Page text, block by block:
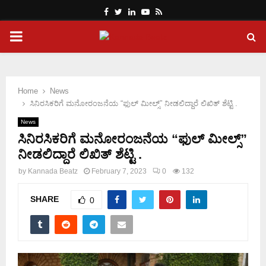
Facebook
Twitter
LinkedinYoutube
Rss
PRIMARY
Home
News
ಸಿನಿರಸಿಕರಿಗೆ ಮನೋರಂಜನೆಯ “ಫುಲ್ ಮೀಲ್ಸ್” ನೀಡಲಿದ್ದಾರೆ ಲಿಖಿತ್ ಶೆಟ್ಟಿ .
News
ಸಿನಿರಸಿಕರಿಗೆ ಮನೋರಂಜನೆಯ “ಫುಲ್ ಮೀಲ್ಸ್”
ನೀಡಲಿದ್ದಾರೆ ಲಿಖಿತ್ ಶೆಟ್ಟಿ .
by Kannada Beatz February 7, 2023 0 132
SHARE 0